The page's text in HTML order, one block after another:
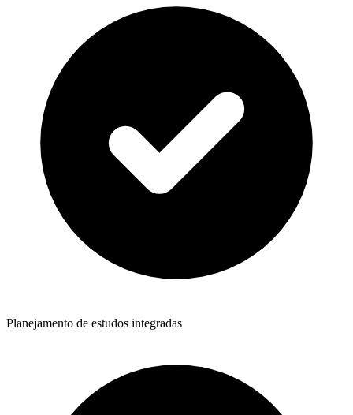
Planejamento de estudos integradas